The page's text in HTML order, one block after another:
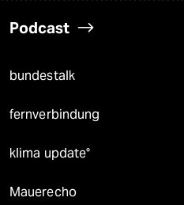
Podcast
bundestalk
fernverbindung
klima update°
Mauerecho